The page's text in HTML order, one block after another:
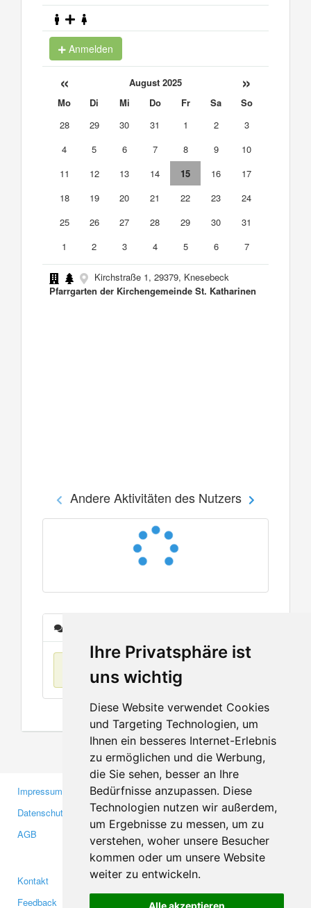
Ihre Privatsphäre ist
uns wichtig
Diese Website verwendet Cookies
und Targeting Technologien, um
Ihnen ein besseres Internet-Erlebnis
zu ermöglichen und die Werbung,
die Sie sehen, besser an Ihre
Bedürfnisse anzupassen. Diese
Technologien nutzen wir außerdem,
um Ergebnisse zu messen, um zu
verstehen, woher unsere Besucher
kommen oder um unsere Website
weiter zu entwickeln.
Alle akzeptieren
Anmelden
« August 2025 »
Mo Di Mi Do Fr Sa
So
28
29 30 31 1 2
3
4
5 6 7 8 9
10
11
12 13 14 15 16
17
18
19 20 21 22 23
24
25
26 27 28 29 30
31
1
2 3 4 5 6 7
Kirchstraße 1, 29379, Knesebeck
Pfarrgarten der Kirchengemeinde St. Katharinen
Andere Aktivitäten des Nutzers
Keine Einträge
Impressum
Datenschutzerklärung
AGB
Gewerbetreibende
Investoren
Medien
Kontakt
Feedback
Facebook
Twitter